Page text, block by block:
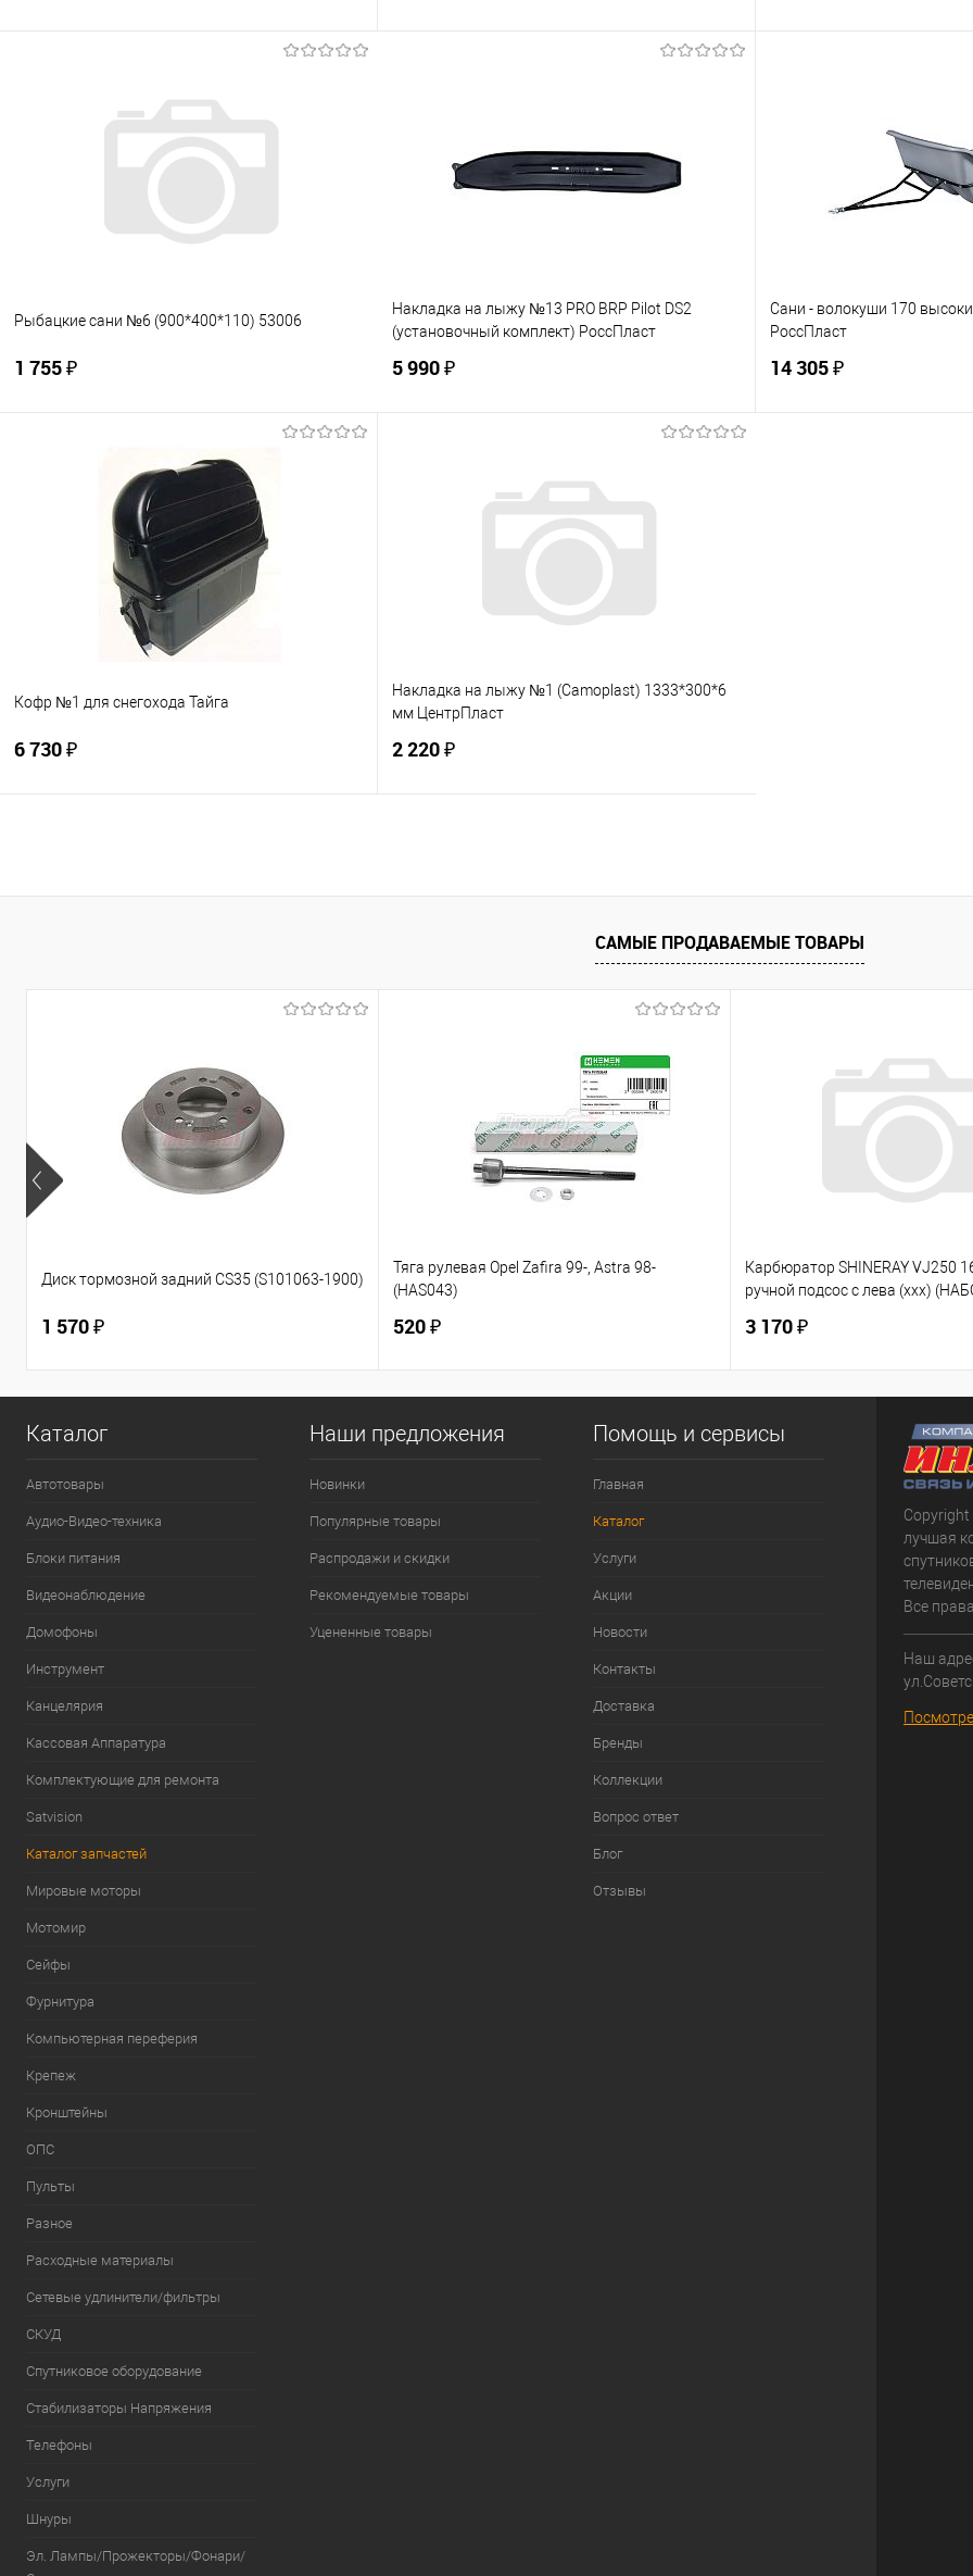
Купить в 1 клик
К сравнению
В наличии
В избранное
В наличии
Купить в 1 клик
Рыбацкие сани №6 (900*400*110) 53006
1 755 ₽
В корзину
Купить в 1 клик
К сравнению
В избранное
В наличии
Накладка на лыжу №13 PRO BRP Pilot DS2
(установочный комплект) РоссПласт
5 990 ₽
Купить в 1 клик
К сравнению
В наличии
Сани - волокуши 170
РоссПласт
14 305 ₽
Кофр №1 для снегохода Тайга
6 730 ₽
Купить в 1 клик
К сравнению
Накладка на лыжу №1 (Camoplast) 1333*300*6
мм ЦентрПласт
2 220 ₽
Купить в 1 клик
К сравнению
В наличии
САМЫЕ ПРОДАВАЕМЫЕ ТОВАРЫ
Диск тормозной задний CS35 (S101063-1900)
1 570 ₽
Тяга рулевая Opel Zafira 99-, Astra 98-
(HAS043)
520 ₽
Карбюратор SHINERAY VJ250
ручной подсос с лева (ххх)
3 170 ₽
Каталог
Автотовары
Аудио-Видео-техника
Блоки питания
Видеонаблюдение
Домофоны
Инструмент
Канцелярия
Кассовая Аппаратура
Комплектующие для ремонта
Satvision
Каталог запчастей
Мировые моторы
Мотомир
Сейфы
Фурнитура
Компьютерная переферия
Крепеж
Кронштейны
ОПС
Пульты
Разное
Расходные материалы
Сетевые удлинители/фильтры
СКУД
Спутниковое оборудование
Стабилизаторы Напряжения
Телефоны
Услуги
Шнуры
Эл. Лампы/Прожекторы/Фонари/
Наши предложения
Новинки
Популярные товары
Распродажи и скидки
Рекомендуемые товары
Уцененные товары
Помощь и сервисы
Главная
Каталог
Услуги
Акции
Новости
Контакты
Доставка
Бренды
Коллекции
Вопрос ответ
Блог
Отзывы
лучшая
Все
Наш